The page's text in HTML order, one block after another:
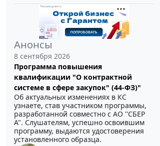
Анонсы
8 сентября 2026
Программа повышения
квалификации "О контрактной
системе в сфере закупок" (44-ФЗ)"
Об актуальных изменениях в КС
узнаете, став участником программы,
разработанной совместно с АО ''СБЕР
А". Слушателям, успешно освоившим
программу, выдаются удостоверения
установленного образца.